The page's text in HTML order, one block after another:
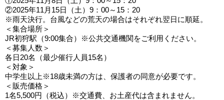
②2025年11月15日（土）9：00～15：20
※雨天決行。台風などの荒天の場合はそれぞれ翌日に順延。
＜集合場所＞
JR初狩駅（9:00集合）※公共交通機関をご利用ください。
＜募集人数＞
各日20名（最少催行人員15名）
＜対象＞
中学生以上※18歳未満の方は、保護者の同意が必要です。
＜販売価格＞
1名5,500円（税込）※交通費、お土産代は含まれません。